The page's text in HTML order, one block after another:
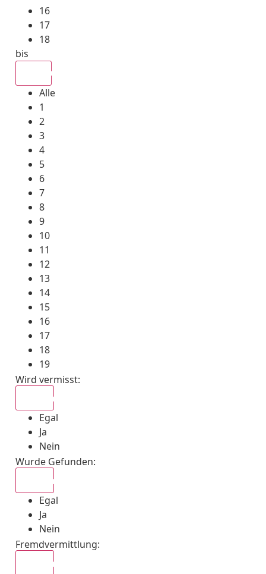
16
17
18
bis
Alle
1
2
3
4
5
6
7
8
9
10
11
12
13
14
15
16
17
18
19
Wird vermisst:
Egal
Ja
Nein
Wurde Gefunden:
Egal
Ja
Nein
Fremdvermittlung: